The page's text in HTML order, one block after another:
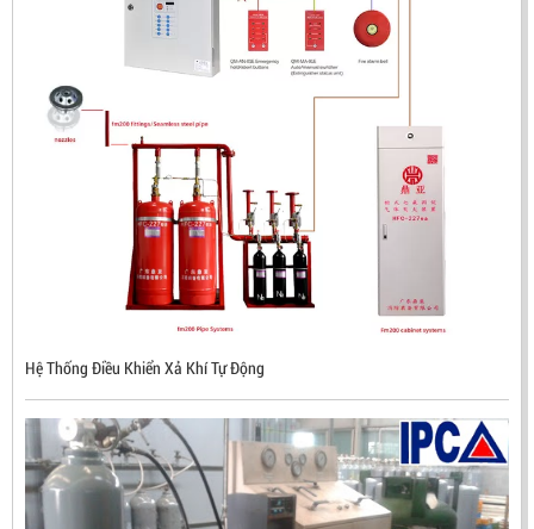
ĐẦU BÁO LỬA CHỐNG NỔ CHỐNG NƯỚC UV/IR- UX300
NHẬP KHẨU HÀN QUỐC
LIÊN HỆ
Hệ Thống Điều Khiển Xả Khí Tự Động